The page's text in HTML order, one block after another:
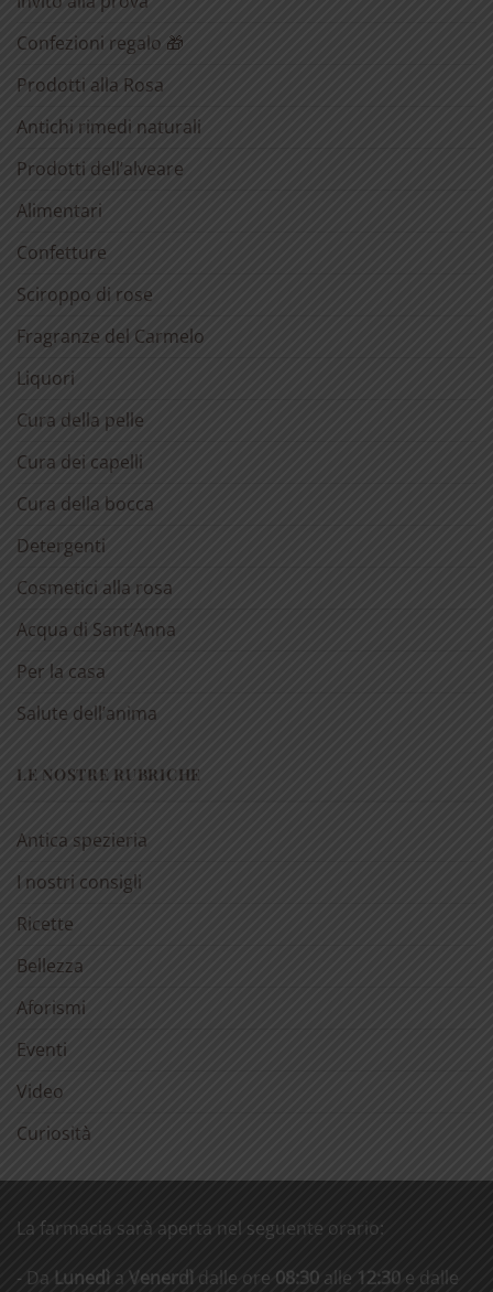
Confezioni regalo 🎁
Prodotti alla Rosa
Antichi rimedi naturali
Prodotti dell’alveare
Alimentari
Confetture
Sciroppo di rose
Fragranze del Carmelo
Liquori
Cura della pelle
Cura dei capelli
Cura della bocca
Detergenti
Cosmetici alla rosa
Acqua di Sant’Anna
Per la casa
Salute dell’anima
LE NOSTRE RUBRICHE
Antica spezieria
I nostri consigli
Ricette
Bellezza
Aforismi
Eventi
Video
Curiosità
La farmacia sarà aperta nel seguente orario:
- Da Lunedì a Venerdì dalle ore 08:30 alle 12:30 e dalle